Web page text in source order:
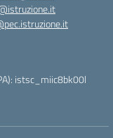
istsc_miic8bk00l